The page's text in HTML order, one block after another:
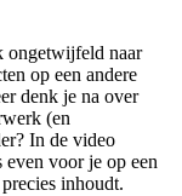
ongetwijfeld naar
(en
In de video
je mee bij wat meerwerk nou precies inhoudt.